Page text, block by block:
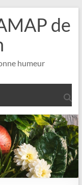
de
humeur